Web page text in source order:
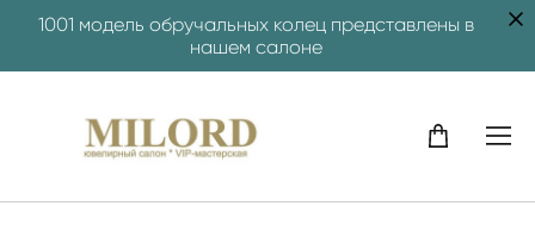
1001 модель обручальных колец представлены в
нашем салоне